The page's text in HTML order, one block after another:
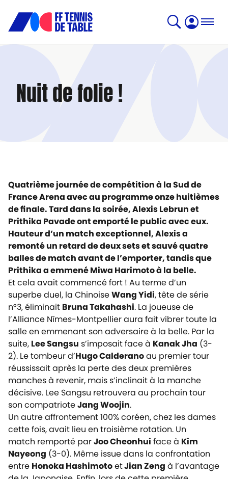
Nuit de folie !
Quatrième journée de compétition à la Sud de
France Arena avec au programme onze huitièmes
de finale. Tard dans la soirée, Alexis Lebrun et
Prithika Pavade ont emporté le public avec eux.
Hauteur d’un match exceptionnel, Alexis a
remonté un retard de deux sets et sauvé quatre
balles de match avant de l’emporter, tandis que
Prithika a emmené Miwa Harimoto à la belle.
Et cela avait commencé fort ! Au terme d’un
superbe duel, la ChinoiseWang Yidi, tête de série
n°3, éliminait Bruna Takahashi. La joueuse de
l’Alliance Nîmes-Montpellier aura fait vibrer toute la
salle en emmenant son adversaire à la belle. Par la
suite, Lee Sangsu s’imposait face à Kanak Jha (3-
2). Le tombeur d’Hugo Calderanoau premier tour
réussissait après la perte des deux premières
manches à revenir, mais s’inclinait à la manche
décisive. Lee Sangsu retrouvera au prochain tour
son compatrioteJang Woojin.
Un autre affrontement 100% coréen, chez les dames
cette fois, avait lieu en troisième rotation. Un
match remporté parJoo Cheonhui face à Kim
Nayeong (3-0). Même issue dans la confrontation
entre Honoka HashimotoetJian Zeng à l’avantage